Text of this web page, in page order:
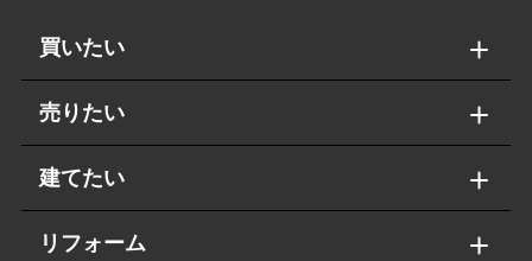
買いたい
売りたい
建てたい
リフォーム